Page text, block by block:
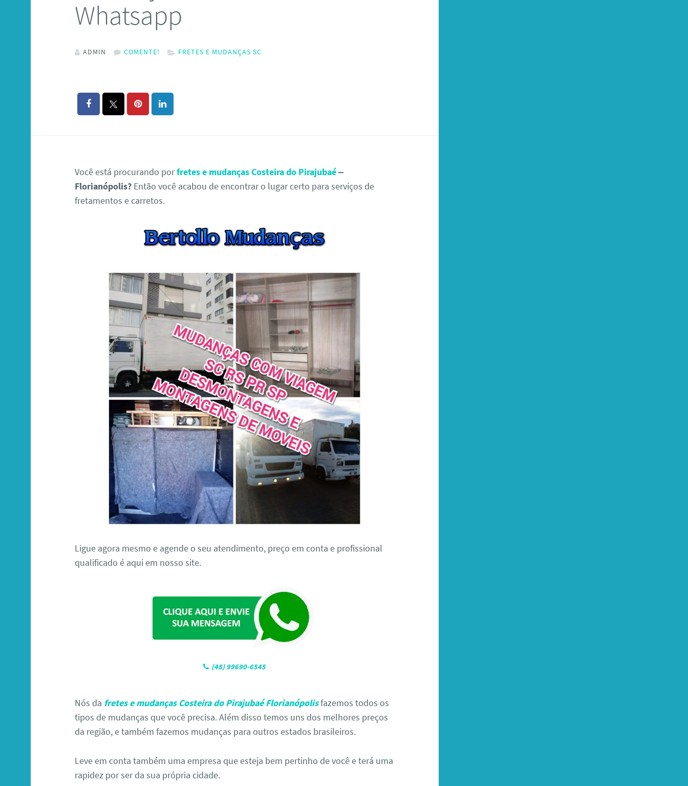
Whatsapp
ADMIN COMENTE! FRETES E MUDANÇAS SC
Você está procurando porfretes e mudanças Costeira do Pirajubaé–
Florianópolis? Então você acabou de encontrar o lugar certo para serviços de
fretamentos e carretos.
Ligue agora mesmo e agende o seu atendimento, preço em conta e profissional
qualificado é aqui em nosso site.
(48) 99690-6545
Nós da fretes e mudanças Costeira do Pirajubaé Florianópolisfazemos todos os
tipos de mudanças que você precisa. Além disso temos uns dos melhores preços
da região, e também fazemos mudanças para outros estados brasileiros.
Leve em conta também uma empresa que esteja bem pertinho de você e terá uma
rapidez por ser da sua própria cidade.